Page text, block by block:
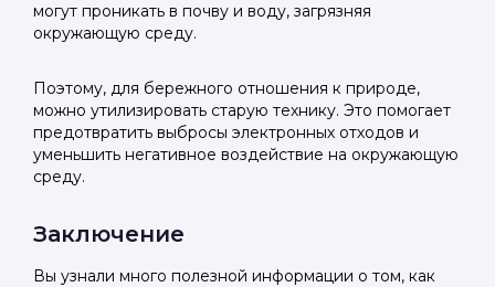
могут проникать в почву и воду, загрязняя
окружающую среду.
Поэтому, для бережного отношения к природе,
можно утилизировать старую технику. Это помогает
предотвратить выбросы электронных отходов и
уменьшить негативное воздействие на окружающую
среду.
Заключение
Вы узнали много полезной информации о том, как